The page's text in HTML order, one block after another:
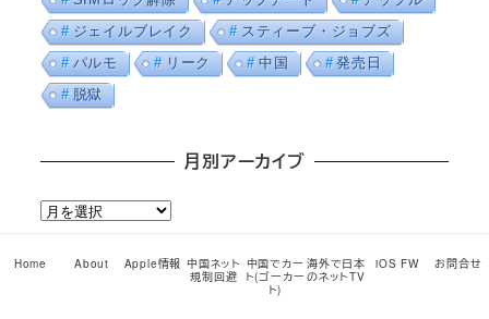
ジェイルブレイク
スティーブ・ジョブズ
パルモ
リーク 中国
発売日
脱獄
月別アーカイブ
月
ア
小龍愛用サービス
Home About Apple情報 中国ネット
規制回避
中国でカー
ト(ゴーカー
ト)
海外で日本
のネットTV
iOS FW お問合せ